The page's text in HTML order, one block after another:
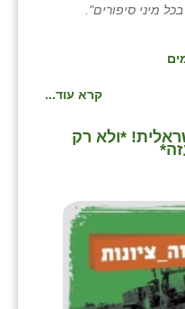
מיני סיפורים".
קרא עוד...
*ולא רק